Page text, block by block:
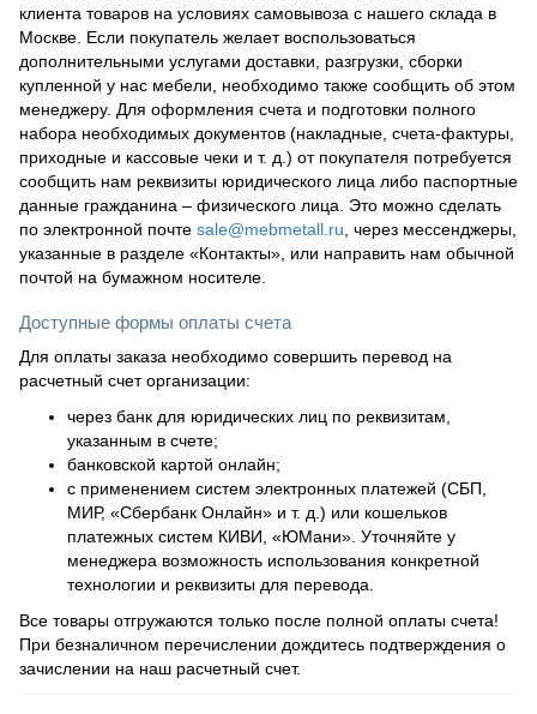
клиента товаров на условиях самовывоза с нашего склада в
Москве. Если покупатель желает воспользоваться
дополнительными услугами доставки, разгрузки, сборки
купленной у нас мебели, необходимо также сообщить об этом
менеджеру. Для оформления счета и подготовки полного
набора необходимых документов (накладные, счета-фактуры,
приходные и кассовые чеки и т. д.) от покупателя потребуется
сообщить нам реквизиты юридического лица либо паспортные
данные гражданина – физического лица. Это можно сделать
по электронной почте sale@mebmetall.ru , через мессенджеры,
указанные в разделе «Контакты», или направить нам обычной
почтой на бумажном носителе.
Доступные формы оплаты счета
Для оплаты заказа необходимо совершить перевод на
расчетный счет организации:
через банк для юридических лиц по реквизитам,
указанным в счете;
банковской картой онлайн;
с применением систем электронных платежей (СБП,
МИР, «Сбербанк Онлайн» и т. д.) или кошельков
платежных систем КИВИ, «ЮМани». Уточняйте у
менеджера возможность использования конкретной
технологии и реквизиты для перевода.
Все товары отгружаются только после полной оплаты счета!
При безналичном перечислении дождитесь подтверждения о
зачислении на наш расчетный счет.